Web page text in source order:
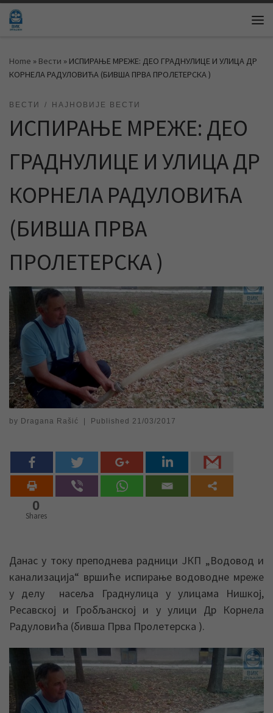
Skip to content
Home » Вести » ИСПИРАЊЕ МРЕЖЕ: ДЕO ГРАДНУЛИЦЕ И УЛИЦА ДР
КОРНЕЛА РАДУЛОВИЋА (БИВША ПРВА ПРОЛЕТЕРСКА )
ВЕСТИ НАЈНОВИЈЕ ВЕСТИ
ИСПИРАЊЕ МРЕЖЕ: ДЕO
ГРАДНУЛИЦЕ И УЛИЦА ДР
КОРНЕЛА РАДУЛОВИЋА
(БИВША ПРВА
ПРОЛЕТЕРСКА )
by Dragana Rašić Published 21/03/2017
0
Shares
Данас у току преподнева радници ЈКП „Водовод и
канализација“ вршиће испирање водоводне мреже
у делу насеља Граднулица у улицама Нишкој,
Ресавској и Гробљанској и у улици Др Корнела
Радуловића (бивша Прва Пролетерска ).